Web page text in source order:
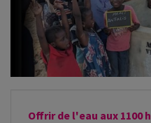
Offrir de l'eau aux 1100